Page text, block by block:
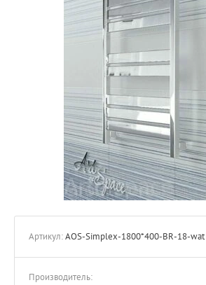
Артикул:AOS-Simplex-1800*400-BR-18-wat
Производитель: